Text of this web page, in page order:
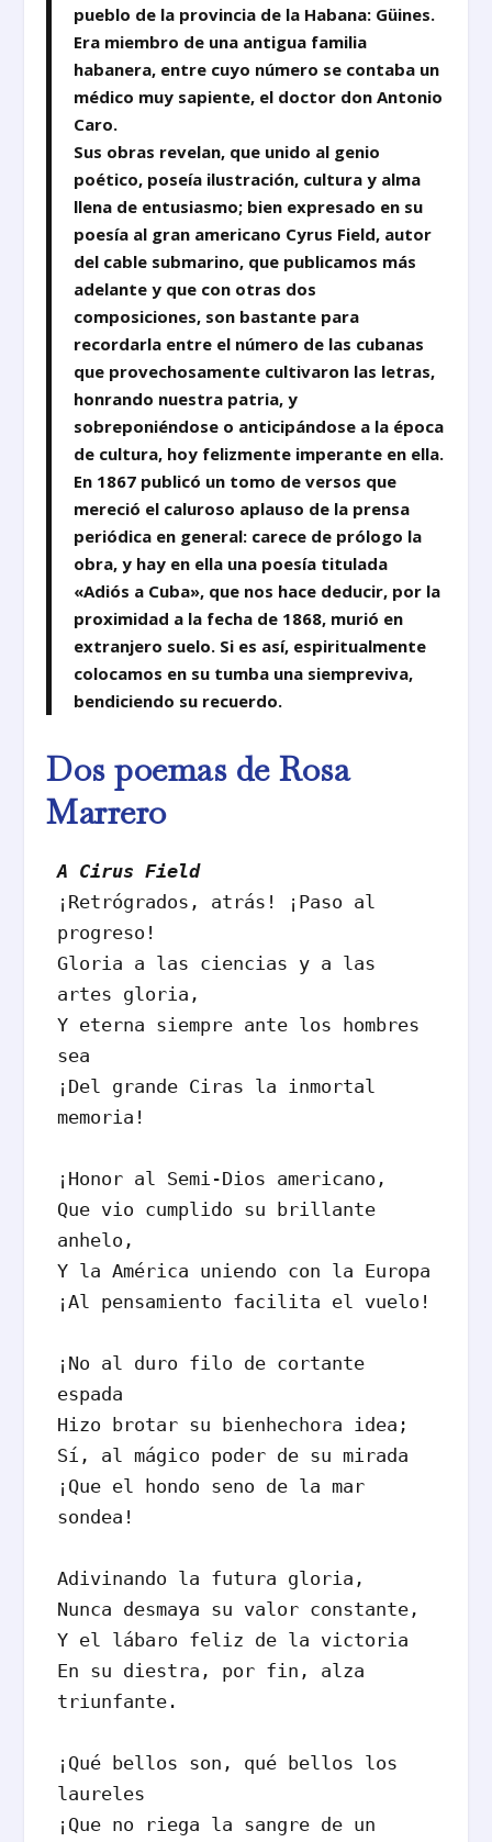
pueblo de la provincia de la Habana: Güines.
Era miembro de una antigua familia
habanera, entre cuyo número se contaba un
médico muy sapiente, el doctor don Antonio
Caro.
Sus obras revelan, que unido al genio
poético, poseía ilustración, cultura y alma
llena de entusiasmo; bien expresado en su
poesía al gran americano Cyrus Field, autor
del cable submarino, que publicamos más
adelante y que con otras dos
composiciones, son bastante para
recordarla entre el número de las cubanas
que provechosamente cultivaron las letras,
honrando nuestra patria, y
sobreponiéndose o anticipándose a la época
de cultura, hoy felizmente imperante en ella.
En 1867 publicó un tomo de versos que
mereció el caluroso aplauso de la prensa
periódica en general: carece de prólogo la
obra, y hay en ella una poesía titulada
«Adiós a Cuba», que nos hace deducir, por la
proximidad a la fecha de 1868, murió en
extranjero suelo. Si es así, espiritualmente
colocamos en su tumba una siempreviva,
bendiciendo su recuerdo.
Dos poemas de Rosa
Marrero
A Cirus Field
¡Retrógrados, atrás! ¡Paso al
progreso!
Gloria a las ciencias y a las
artes gloria,
Y eterna siempre ante los hombres
sea
¡Del grande Ciras la inmortal
memoria!
¡Honor al Semi-Dios americano,
Que vio cumplido su brillante
anhelo,
Y la América uniendo con la Europa
¡Al pensamiento facilita el vuelo!
¡No al duro filo de cortante
espada
Hizo brotar su bienhechora idea;
Sí, al mágico poder de su mirada
¡Que el hondo seno de la mar
sondea!
Adivinando la futura gloria,
Nunca desmaya su valor constante,
Y el lábaro feliz de la victoria
En su diestra, por fin, alza
triunfante.
¡Qué bellos son, qué bellos los
laureles
¡Que no riega la sangre de un